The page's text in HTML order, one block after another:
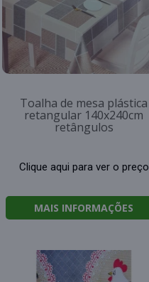
Toalha de mesa plástica
retangular 140x240cm
retângulos
Clique aqui para ver o preço
MAIS INFORMAÇÕES